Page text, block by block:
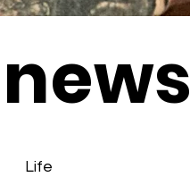
news
Life